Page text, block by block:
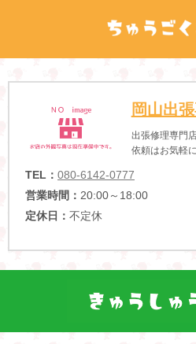
岡山出
出張修理専門
依頼はお気軽
TEL： 080-6142-0777
営業時間： 20:00～18:00
定休日： 不定休